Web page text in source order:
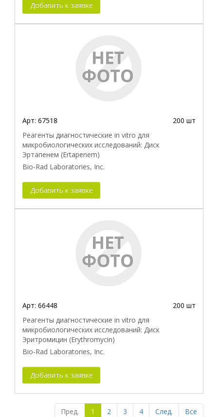
Добавить к заявке
Арт: 67518
200 шт
Реагенты диагностические in vitro для
микробиологических исследований: Диск
Эртапенем (Ertapenem)
Bio-Rad Laboratories, Inc.
Добавить к заявке
Арт: 66448
200 шт
Реагенты диагностические in vitro для
микробиологических исследований: Диск
Эритромицин (Erythromycin)
Bio-Rad Laboratories, Inc.
Добавить к заявке
Пред. 1 2 3 4 След. Все